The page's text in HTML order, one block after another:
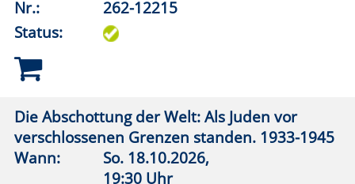
Franz Kafka und Prag
Wo:
Status: